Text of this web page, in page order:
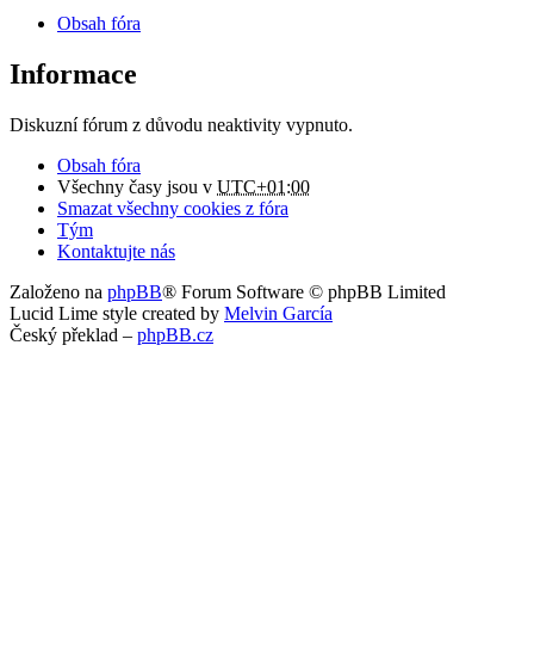
Obsah fóra
Informace
Diskuzní fórum z důvodu neaktivity vypnuto.
Obsah fóra
Všechny časy jsou v UTC+01:00
Smazat všechny cookies z fóra
Tým
Kontaktujte nás
Založeno na phpBB® Forum Software © phpBB Limited
Lucid Lime style created by Melvin García
Český překlad – phpBB.cz